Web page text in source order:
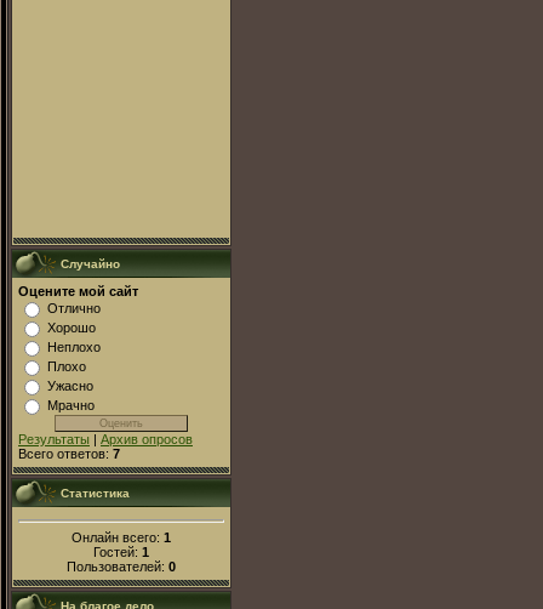
Случайно
Оцените мой сайт
Отлично
Хорошо
Неплохо
Плохо
Ужасно
Мрачно
Результаты | Архив опросов
Всего ответов: 7
Статистика
Онлайн всего: 1
Гостей: 1
Пользователей: 0
На благое дело